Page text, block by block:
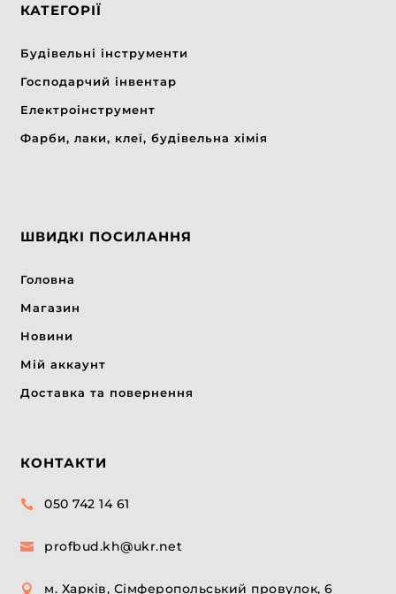
КАТЕГОРІЇ
Будівельні інструменти
Господарчий інвентар
Електроінструмент
Фарби, лаки, клеї, будівельна хімія
ШВИДКІ ПОСИЛАННЯ
Головна
Магазин
Новини
Мій аккаунт
Доставка та повернення
КОНТАКТИ
 050 742 14 61
 profbud.kh@ukr.net
 м. Харків, Сімферопольський провулок, 6